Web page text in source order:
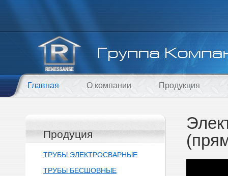
Главная О компании Продукция
Продуция
ТРУБЫ ЭЛЕКТРОСВАРНЫЕ
ТРУБЫ БЕСШОВНЫЕ